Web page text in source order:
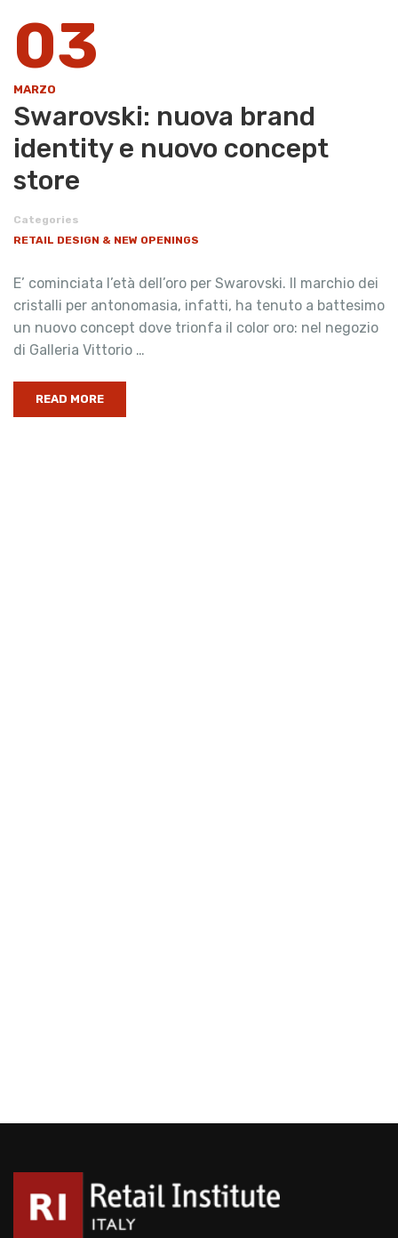
03
MARZO
Swarovski: nuova brand
identity e nuovo concept
store
Categories
RETAIL DESIGN & NEW OPENINGS
E’ cominciata l’età dell’oro per Swarovski. Il marchio dei
cristalli per antonomasia, infatti, ha tenuto a battesimo
un nuovo concept dove trionfa il color oro: nel negozio
di Galleria Vittorio …
READ MORE